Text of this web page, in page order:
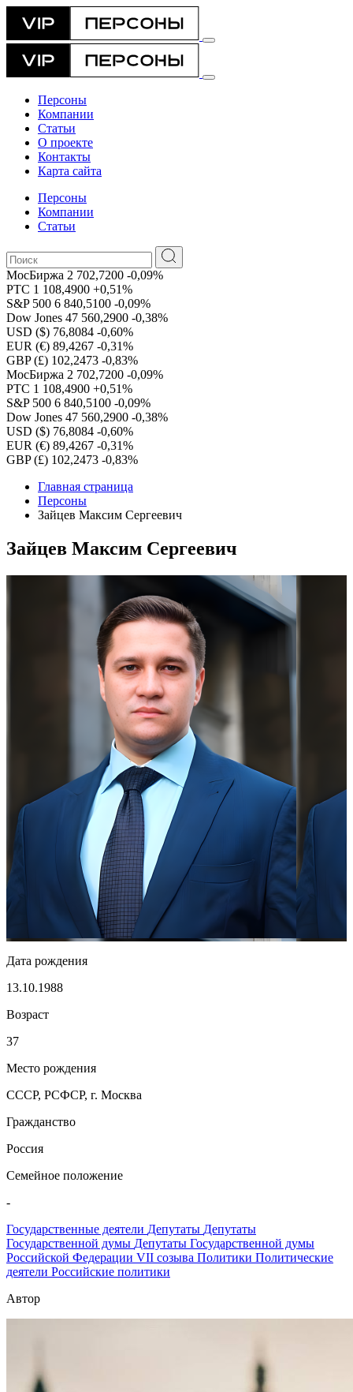
Персоны
Компании
Статьи
О проекте
Контакты
Карта сайта
Персоны
Компании
Статьи
МосБиржа 2 702,7200 -0,09%
РТС 1 108,4900 +0,51%
S&P 500 6 840,5100 -0,09%
Dow Jones 47 560,2900 -0,38%
USD ($) 76,8084 -0,60%
EUR (€) 89,4267 -0,31%
GBP (£) 102,2473 -0,83%
МосБиржа 2 702,7200 -0,09%
РТС 1 108,4900 +0,51%
S&P 500 6 840,5100 -0,09%
Dow Jones 47 560,2900 -0,38%
USD ($) 76,8084 -0,60%
EUR (€) 89,4267 -0,31%
GBP (£) 102,2473 -0,83%
Главная страница
Персоны
Зайцев Максим Сергеевич
Зайцев Максим Сергеевич
Дата рождения
13.10.1988
Возраст
37
Место рождения
СССР, РСФСР, г. Москва
Гражданство
Россия
Семейное положение
-
Государственные деятели Депутаты Депутаты
Государственной думы Депутаты Государственной думы
Российской Федерации VII созыва Политики Политические
деятели Российские политики
Автор